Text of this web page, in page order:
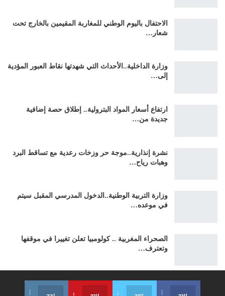
الاحتفال باليوم الوطني للمغاربة المقيمين بالخارج تحت
شعار…
وزارة الداخلية..الأحداث التي شهدتها نقاط العبور المؤدية
إلى…
ارتفاع أسعار المواد البترولية.. إطلاق حصة إضافية
جديدة من…
نشرة إنذارية..موجة حر وزخات رعدية مع تساقط البرد
وهبات رياح…
وزارة التربية الوطنية..الدخول المدرسي المقبل سیتم
في موعده…
الصحراء المغربية .. كولومبيا تعلن تغييرا في موقفها
وتعترف…